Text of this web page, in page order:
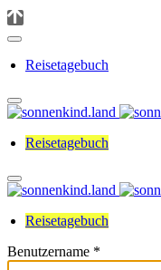
Reisetagebuch
Reisetagebuch
Reisetagebuch
Benutzername *